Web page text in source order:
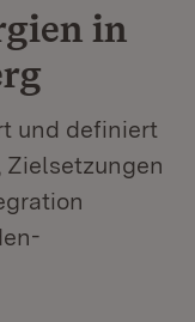
in
und definiert
Zielsetzungen